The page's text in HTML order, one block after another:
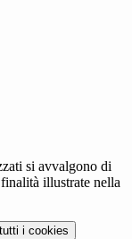
si avvalgono di
illustrate nella
i cookies